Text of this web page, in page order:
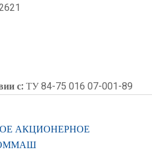
с:ТУ 84-75 016 07-001-89
АКЦИОНЕРНОЕ